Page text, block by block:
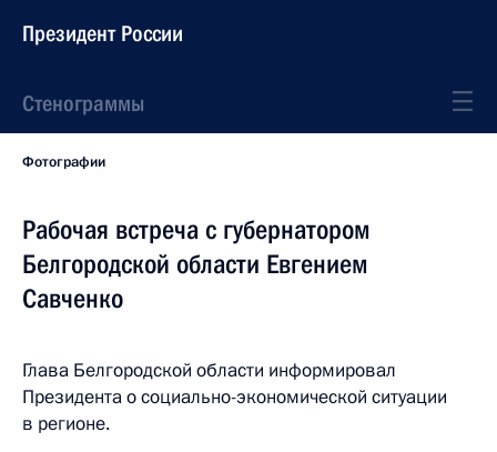
Президент России
Стенограммы
Фотографии
Рабочая встреча с губернатором
Белгородской области Евгением
Савченко
Глава Белгородской области информировал
Президента о социально-экономической ситуации
в регионе.